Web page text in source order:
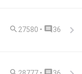
 27580 •  36